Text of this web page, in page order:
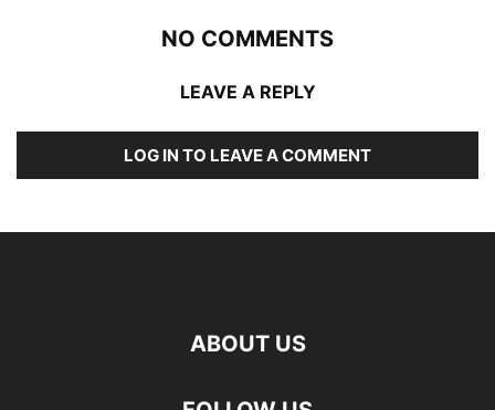
NO COMMENTS
LEAVE A REPLY
LOG IN TO LEAVE A COMMENT
ABOUT US